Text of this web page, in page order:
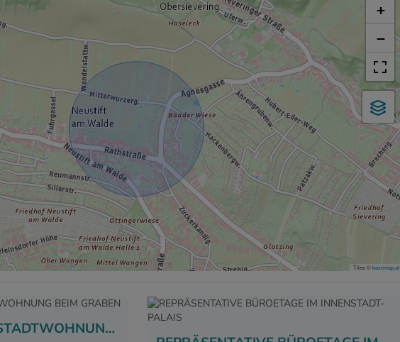
+
−
Tiles ©basemap.at
STILVOLLE INNENSTADTWOHNUNG BEIM GRABEN